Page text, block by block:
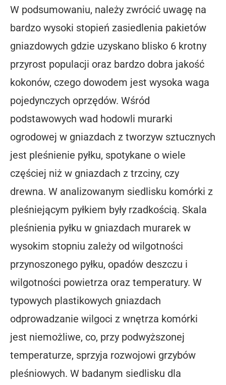
W podsumowaniu, należy zwrócić uwagę na
bardzo wysoki stopień zasiedlenia pakietów
gniazdowych gdzie uzyskano blisko 6 krotny
przyrost populacji oraz bardzo dobra jakość
kokonów, czego dowodem jest wysoka waga
pojedynczych oprzędów. Wśród
podstawowych wad hodowli murarki
ogrodowej w gniazdach z tworzyw sztucznych
jest pleśnienie pyłku, spotykane o wiele
częściej niż w gniazdach z trzciny, czy
drewna. W analizowanym siedlisku komórki z
pleśniejącym pyłkiem były rzadkością. Skala
pleśnienia pyłku w gniazdach murarek w
wysokim stopniu zależy od wilgotności
przynoszonego pyłku, opadów deszczu i
wilgotności powietrza oraz temperatury. W
typowych plastikowych gniazdach
odprowadzanie wilgoci z wnętrza komórki
jest niemożliwe, co, przy podwyższonej
temperaturze, sprzyja rozwojowi grzybów
pleśniowych. W badanym siedlisku dla